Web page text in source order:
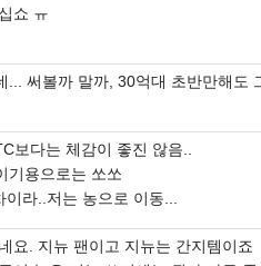
쇼 ㅠ
... 써볼까 말까, 30억대 초반만해도
보다는 체감이 좋진 않음..
기용으로는 쏘쏘
이라..저는 농으로 이동...
요. 지뉴 팬이고 지뉴는 간지템이죠